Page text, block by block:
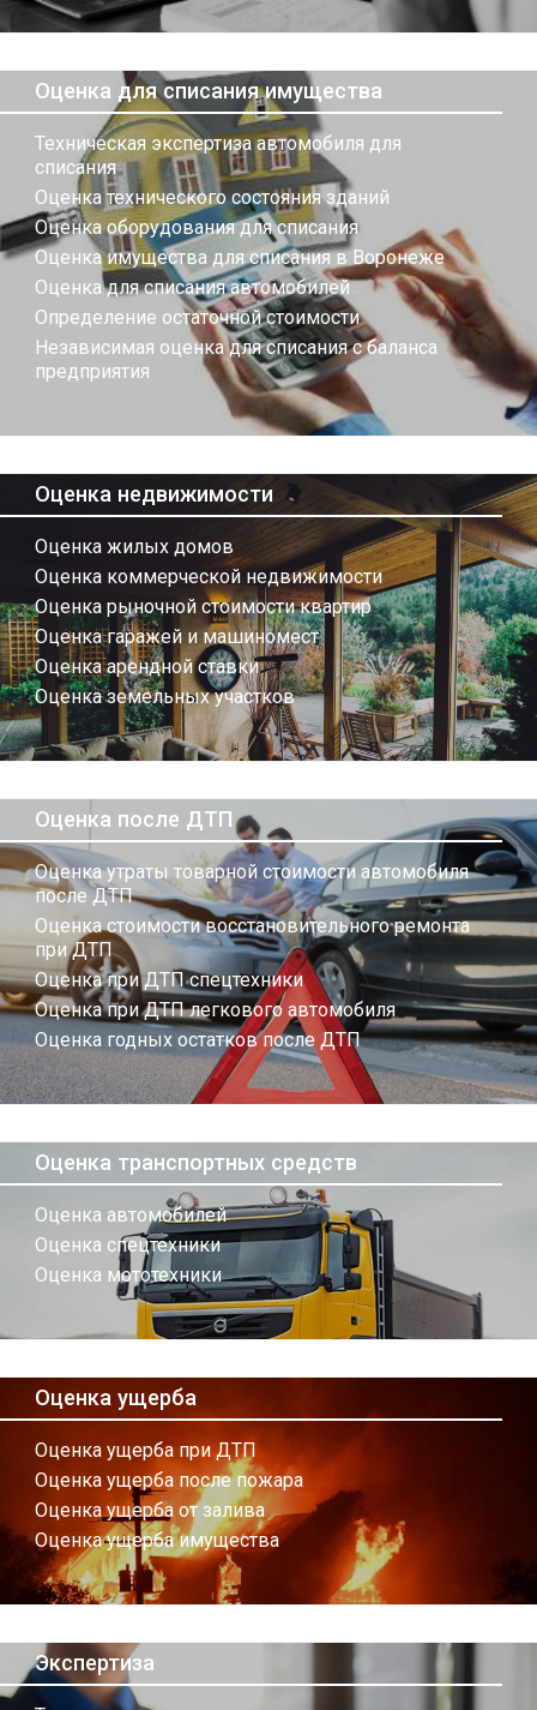
Оценка для списания имущества
Техническая экспертиза автомобиля для
списания
Оценка технического состояния зданий
Оценка оборудования для списания
Оценка имущества для списания в Воронеже
Оценка для списания автомобилей
Определение остаточной стоимости
Независимая оценка для списания с баланса
предприятия
Оценка недвижимости
Оценка жилых домов
Оценка коммерческой недвижимости
Оценка рыночной стоимости квартир
Оценка гаражей и машиномест
Оценка арендной ставки
Оценка земельных участков
Оценка после ДТП
Оценка утраты товарной стоимости автомобиля
после ДТП
Оценка стоимости восстановительного ремонта
при ДТП
Оценка при ДТП спецтехники
Оценка при ДТП легкового автомобиля
Оценка годных остатков после ДТП
Оценка транспортных средств
Оценка автомобилей
Оценка спецтехники
Оценка мототехники
Оценка ущерба
Оценка ущерба при ДТП
Оценка ущерба после пожара
Оценка ущерба от залива
Оценка ущерба имущества
Экспертиза